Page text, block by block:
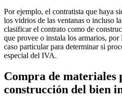
Por ejemplo, el contratista que haya
los vidrios de las ventanas o incluso
clasificar el contrato como de
que provee o instala los armarios, por
caso particular para determinar si
especial del IVA.
Compra de materiales
construcción del bien